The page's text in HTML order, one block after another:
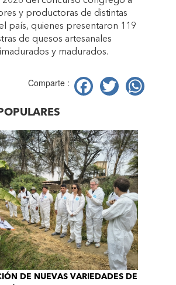
y productoras de distintas
país, quienes presentaron 119
de quesos artesanales
y madurados.
Comparte : Facebook
Twitter
DE NUEVAS VARIEDADES DE